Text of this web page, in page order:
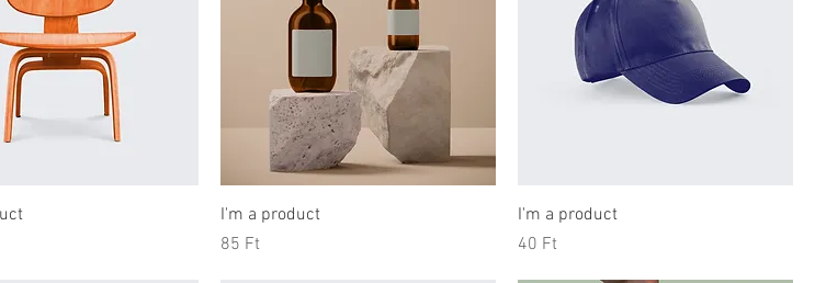
I'm a product
Price
85 Ft
I'm a product
Price
40 Ft